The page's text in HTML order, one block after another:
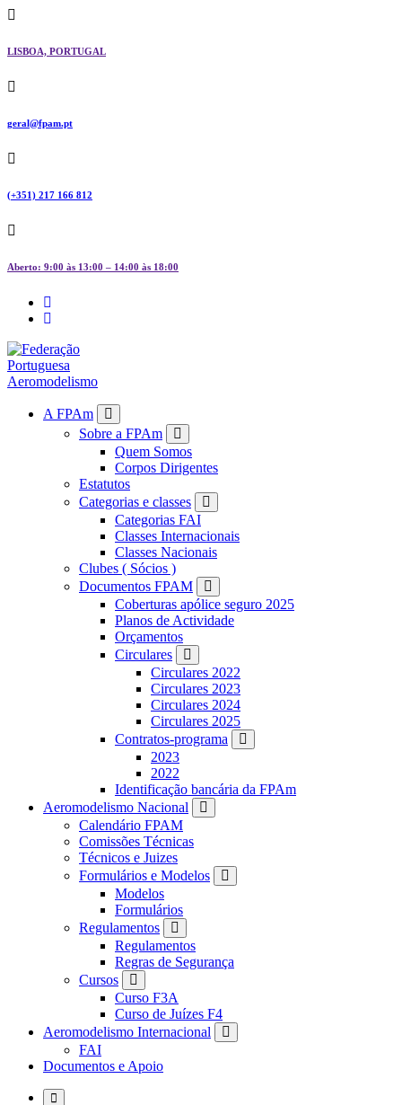
Skip
content
LISBOA, PORTUGAL
geral@fpam.pt
(+351) 217 166 812
Aberto: 9:00 às 13:00 – 14:00 às 18:00
FPAMA FPAm
Sobre a FPAm
Quem Somos
Corpos Dirigentes
Estatutos
Categorias e classes
Categorias FAI
Classes Internacionais
Classes Nacionais
Clubes ( Sócios )
Documentos FPAM
Coberturas apólice seguro 2025
Planos de Actividade
Orçamentos
Circulares
Circulares 2022
Circulares 2023
Circulares 2024
Circulares 2025
Contratos-programa
2023
2022
Identificação bancária da FPAm
Aeromodelismo Nacional
Calendário FPAM
Comissões Técnicas
Técnicos e Juizes
Formulários e Modelos
Modelos
Formulários
Regulamentos
Regulamentos
Regras de Segurança
Cursos
Curso F3A
Curso de Juízes F4
Aeromodelismo Internacional
FAI
Documentos e Apoio